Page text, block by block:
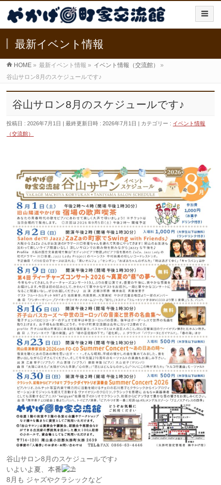
最新イベント情報
HOME » 最新イベント情報 » イベント情報（交流館）
»
谷山サロン8月のスケジュールです♪
谷山サロン8月のスケジュールです♪
投稿日 : 2026年7月1日 最終更新日時 : 2026年7月1日 カテゴリー : イベント情報
（交流館）
谷山サロン8月のスケジュールです♪
いよいよ夏、本番
8月も ジャズやクラシックなど